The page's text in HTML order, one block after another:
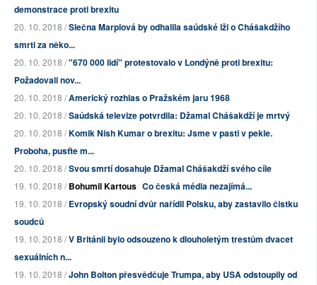
demonstrace proti brexitu
20. 10. 2018 /Slečna Marplová by odhalila saúdské lži o Chášakdžího
smrti za něko...
20. 10. 2018 /"670 000 lidí" protestovalo v Londýně proti brexitu:
Požadovali nov...
20. 10. 2018 /Americký rozhlas o Pražském jaru 1968
20. 10. 2018 /Saúdská televize potvrdila: Džamal Chášakdží je mrtvý
20. 10. 2018 /Komik Nish Kumar o brexitu: Jsme v pasti v pekle.
Proboha, pusťte m...
20. 10. 2018 /Svou smrtí dosahuje Džamal Chášakdží svého cíle
19. 10. 2018 /Bohumil Kartous Co česká média nezajímá...
19. 10. 2018 /Evropský soudní dvůr nařídil Polsku, aby zastavilo čistku
soudců
19. 10. 2018 /V Británii bylo odsouzeno k dlouholetým trestům dvacet
sexuálních n...
19. 10. 2018 /John Bolton přesvědčuje Trumpa, aby USA odstoupily od